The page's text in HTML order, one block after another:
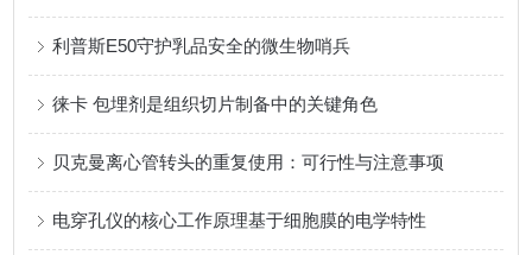
利普斯E50守护乳品安全的微生物哨兵
徕卡 包埋剂是组织切片制备中的关键角色
贝克曼离心管转头的重复使用：可行性与注意事项
电穿孔仪的核心工作原理基于细胞膜的电学特性